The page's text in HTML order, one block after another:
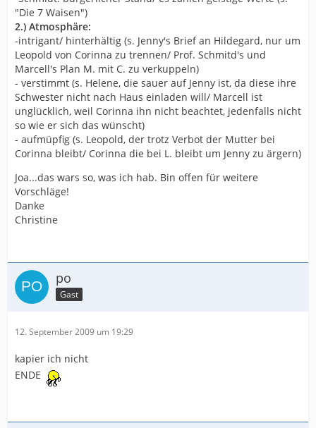
"Die 7 Waisen")
2.) Atmosphäre:
-intrigant/ hinterhältig (s. Jenny's Brief an Hildegard, nur um
Leopold von Corinna zu trennen/ Prof. Schmitd's und
Marcell's Plan M. mit C. zu verkuppeln)
- verstimmt (s. Helene, die sauer auf Jenny ist, da diese ihre
Schwester nicht nach Haus einladen will/ Marcell ist
unglücklich, weil Corinna ihn nicht beachtet, jedenfalls nicht
so wie er sich das wünscht)
- aufmüpfig (s. Leopold, der trotz Verbot der Mutter bei
Corinna bleibt/ Corinna die bei L. bleibt um Jenny zu ärgern)
Joa...das wars so, was ich hab. Bin offen für weitere
Vorschläge!
Danke
Christine
po
Gast
12. September 2009 um 19:29
kapier ich nicht
ENDE